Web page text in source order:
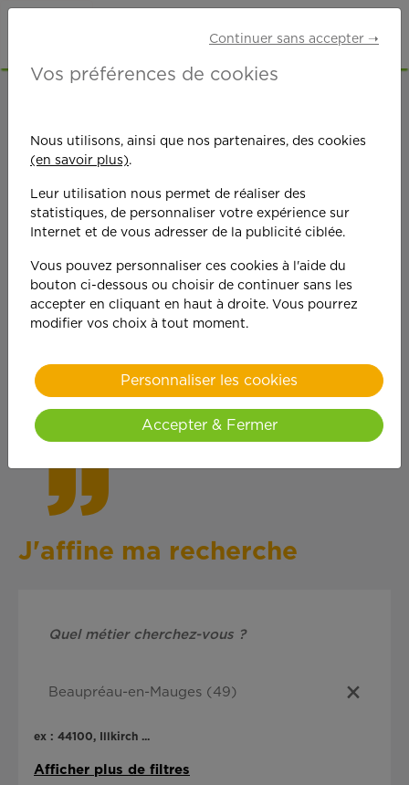
BEAUPRÉAU-EN-MAUGES
On est toujours plus
quand on y met du
cœur !
J'affine ma recherche
ex : 44100, Illkirch ...
Afficher plus de filtres
Continuer sans accepter ➝
Vos préférences de cookies
Nous utilisons, ainsi que nos partenaires, des cookies
(en savoir plus).
Leur utilisation nous permet de réaliser des
statistiques, de personnaliser votre expérience sur
Internet et de vous adresser de la publicité ciblée.
Vous pouvez personnaliser ces cookies à l'aide du
bouton ci-dessous ou choisir de continuer sans les
accepter en cliquant en haut à droite. Vous pourrez
modifier vos choix à tout moment.
Personnaliser les cookies
Accepter & Fermer